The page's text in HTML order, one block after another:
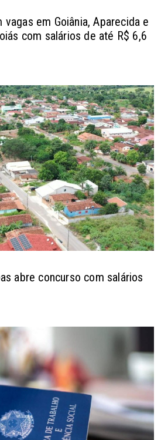
em Goiânia, Aparecida e
com salários de até R$ 6,6
abre concurso com salários